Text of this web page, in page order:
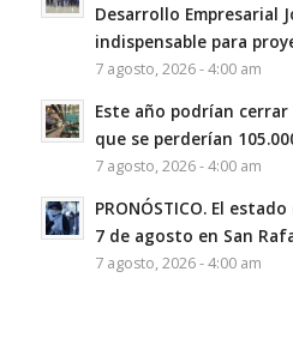
Desarrollo Empresarial
indispensable para
7 agosto, 2026 - 4:00 am
Este año podrían cerrar
que se perderían
7 agosto, 2026 - 4:00 am
PRONÓSTICO. El
7 de agosto en San
7 agosto, 2026 - 4:00 am